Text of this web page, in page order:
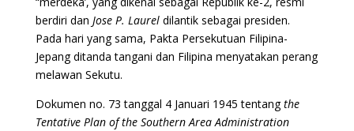
berdiri dan Jose P. Laureldilantik sebagai presiden.
Pada hari yang sama, Pakta Persekutuan Filipina-
Jepang ditanda tangani dan Filipina menyatakan perang
melawan Sekutu.
Dokumen no. 73 tanggal 4 Januari 1945 tentangthe
Tentative Plan of the Southern Area Administration